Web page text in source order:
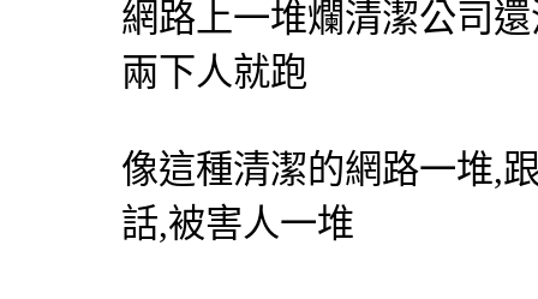
網路上一堆爛清潔公司
兩下人就跑
像這種清潔的網路一堆,
話,被害人一堆